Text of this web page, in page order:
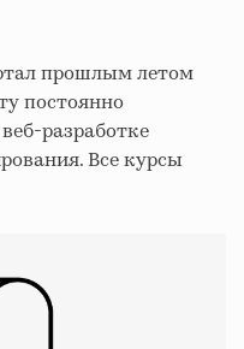
прошлым летом
постоянно
разработке
Все курсы